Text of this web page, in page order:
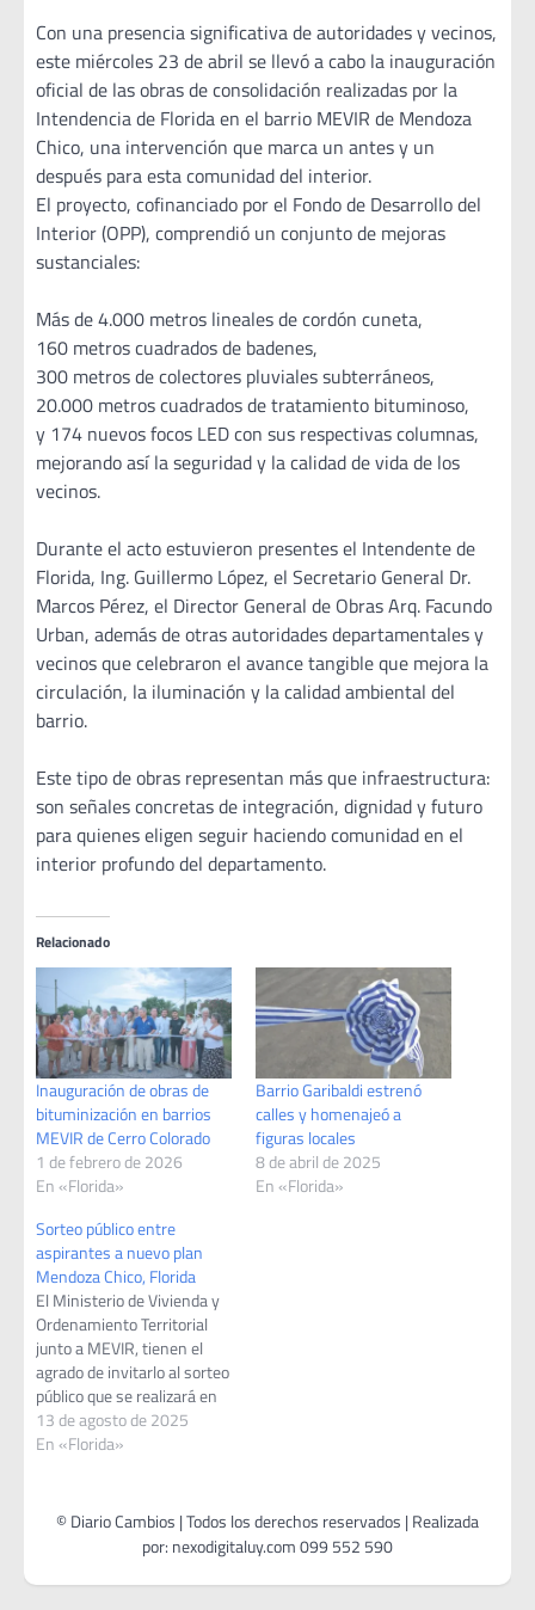
Con una presencia significativa de autoridades y vecinos,
este miércoles 23 de abril se llevó a cabo la inauguración
oficial de las obras de consolidación realizadas por la
Intendencia de Florida en el barrio MEVIR de Mendoza
Chico, una intervención que marca un antes y un
después para esta comunidad del interior.
El proyecto, cofinanciado por el Fondo de Desarrollo del
Interior (OPP), comprendió un conjunto de mejoras
sustanciales:
Más de 4.000 metros lineales de cordón cuneta,
160 metros cuadrados de badenes,
300 metros de colectores pluviales subterráneos,
20.000 metros cuadrados de tratamiento bituminoso,
y 174 nuevos focos LED con sus respectivas columnas,
mejorando así la seguridad y la calidad de vida de los
vecinos.
Durante el acto estuvieron presentes el Intendente de
Florida, Ing. Guillermo López, el Secretario General Dr.
Marcos Pérez, el Director General de Obras Arq. Facundo
Urban, además de otras autoridades departamentales y
vecinos que celebraron el avance tangible que mejora la
circulación, la iluminación y la calidad ambiental del
barrio.
Este tipo de obras representan más que infraestructura:
son señales concretas de integración, dignidad y futuro
para quienes eligen seguir haciendo comunidad en el
interior profundo del departamento.
Relacionado
Inauguración de obras de
bituminización en barrios
MEVIR de Cerro Colorado
1 de febrero de 2026
En «Florida»
Barrio Garibaldi estrenó
calles y homenajeó a
figuras locales
8 de abril de 2025
En «Florida»
Sorteo público entre
aspirantes a nuevo plan
Mendoza Chico, Florida
El Ministerio de Vivienda y
Ordenamiento Territorial
junto a MEVIR, tienen el
agrado de invitarlo al sorteo
público que se realizará en
la localidad de Mendoza
Chico, departamento de
MEVIR y con las garantias
necesarias, se realizará el
sorteo para conformar el…
13 de agosto de 2025
En «Florida»